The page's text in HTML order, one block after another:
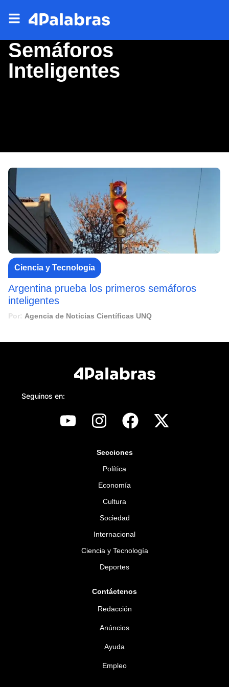
Semáforos
Inteligentes
Ciencia y Tecnología
Argentina prueba los primeros semáforos
inteligentes
Por: Agencia de Noticias Científicas UNQ
Seguinos en:
Secciones
Política
Economía
Cultura
Sociedad
Internacional
Ciencia y Tecnología
Deportes
Contáctenos
Redacción
Anúncios
Ayuda
Empleo